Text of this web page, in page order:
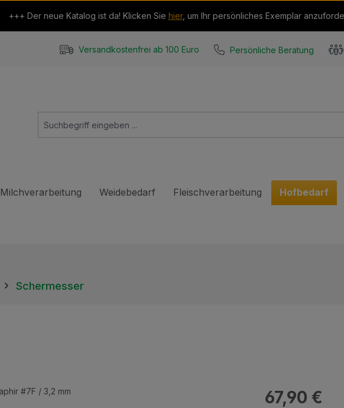
+++ Der neue Katalog ist da! Klicken Sie hier, um Ihr persönliches Exemplar
Versandkostenfrei ab 100 Euro Persönliche Beratung
Milchverarbeitung Weidebedarf Fleischverarbeitung Hofbedarf
Schermesser
Regulärer Preis:
67,90 €